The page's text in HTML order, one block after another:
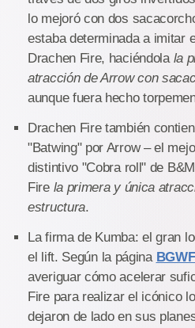
lo mejoró con dos
estaba determinada a imitar
Drachen Fire, haciéndolala
atracción de Arrow con
aunque fuera hecho
Drachen Fire también
"Batwing" por Arrow – el
distintivo "Cobra roll" de
Fire la primera y única
estructura.
La firma de Kumba: el gran
el lift. Según la página
averiguar cómo acelerar
Fire para realizar el icónico
dejaron de lado en sus